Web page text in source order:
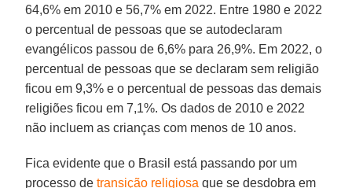
64,6% em 2010 e 56,7% em 2022. Entre 1980 e 2022
o percentual de pessoas que se autodeclaram
evangélicos passou de 6,6% para 26,9%. Em 2022, o
percentual de pessoas que se declaram sem religião
ficou em 9,3% e o percentual de pessoas das demais
religiões ficou em 7,1%. Os dados de 2010 e 2022
não incluem as crianças com menos de 10 anos.
Fica evidente que o Brasil está passando por um
processo detransição religiosa que se desdobra em